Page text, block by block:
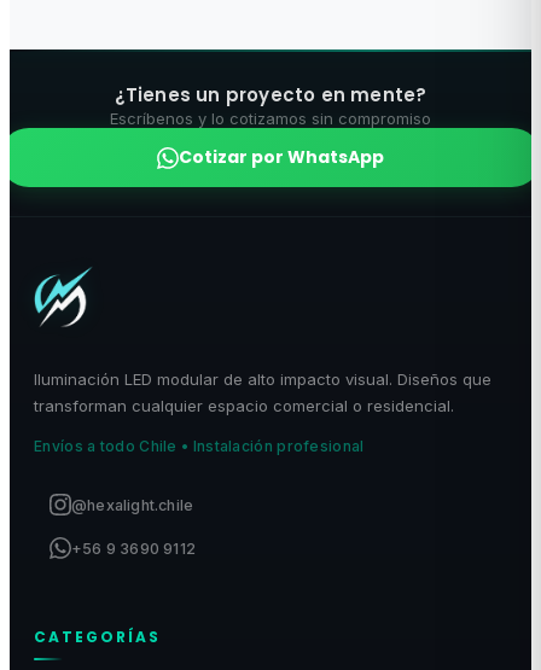
¿Tienes un proyecto en mente?
Escríbenos y lo cotizamos sin compromiso
Cotizar por WhatsApp
Iluminación LED modular de alto impacto visual. Diseños que
transforman cualquier espacio comercial o residencial.
Envíos a todo Chile • Instalación profesional
@hexalight.chile
+56 9 3690 9112
CATEGORÍAS